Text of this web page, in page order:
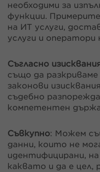
необходими за
функции.
на ИТ услуги,
услуги и оператори
Съгласно
също да
законови
съдебно
компетентен
Съвкупно: Можем
данни, които не
идентифицирани,
каквато и да е цел,